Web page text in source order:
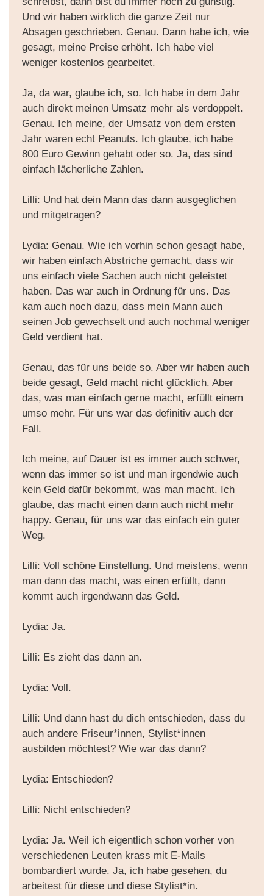
Und wir haben wirklich die ganze Zeit nur
Absagen geschrieben. Genau. Dann habe ich, wie
gesagt, meine Preise erhöht. Ich habe viel
weniger kostenlos gearbeitet.
Ja, da war, glaube ich, so. Ich habe in dem Jahr
auch direkt meinen Umsatz mehr als verdoppelt.
Genau. Ich meine, der Umsatz von dem ersten
Jahr waren echt Peanuts. Ich glaube, ich habe
800 Euro Gewinn gehabt oder so. Ja, das sind
einfach lächerliche Zahlen.
Lilli: Und hat dein Mann das dann ausgeglichen
und mitgetragen?
Lydia: Genau. Wie ich vorhin schon gesagt habe,
wir haben einfach Abstriche gemacht, dass wir
uns einfach viele Sachen auch nicht geleistet
haben. Das war auch in Ordnung für uns. Das
kam auch noch dazu, dass mein Mann auch
seinen Job gewechselt und auch nochmal weniger
Geld verdient hat.
Genau, das für uns beide so. Aber wir haben auch
beide gesagt, Geld macht nicht glücklich. Aber
das, was man einfach gerne macht, erfüllt einem
umso mehr. Für uns war das definitiv auch der
Fall.
Ich meine, auf Dauer ist es immer auch schwer,
wenn das immer so ist und man irgendwie auch
kein Geld dafür bekommt, was man macht. Ich
glaube, das macht einen dann auch nicht mehr
happy. Genau, für uns war das einfach ein guter
Weg.
Lilli: Voll schöne Einstellung. Und meistens, wenn
man dann das macht, was einen erfüllt, dann
kommt auch irgendwann das Geld.
Lydia: Ja.
Lilli: Es zieht das dann an.
Lydia: Voll.
Lilli: Und dann hast du dich entschieden, dass du
auch andere Friseur*innen, Stylist*innen
ausbilden möchtest? Wie war das dann?
Lydia: Entschieden?
Lilli: Nicht entschieden?
Lydia: Ja. Weil ich eigentlich schon vorher von
verschiedenen Leuten krass mit E-Mails
bombardiert wurde. Ja, ich habe gesehen, du
arbeitest für diese und diese Stylist*in.